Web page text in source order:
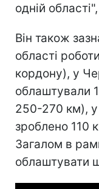
одній
Він також
області
кордону), у
облаштували
250-270 км), у
зроблено 110
Загалом в
облаштувати